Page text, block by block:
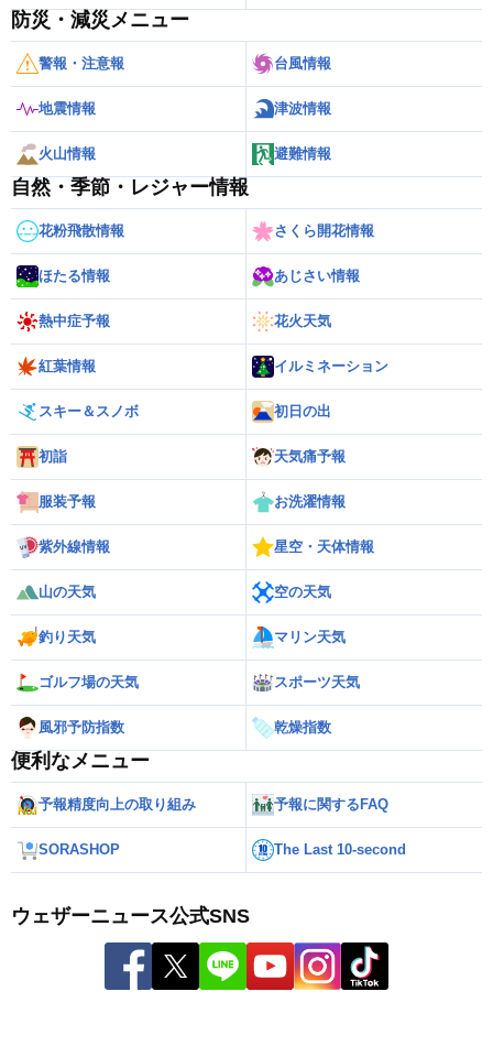
防災・減災メニュー
警報・注意報 台風情報
地震情報 津波情報
火山情報 避難情報
自然・季節・レジャー情報
花粉飛散情報 さくら開花情報
ほたる情報 あじさい情報
熱中症予報 花火天気
紅葉情報 イルミネーション
スキー＆スノボ 初日の出
初詣 天気痛予報
服装予報 お洗濯情報
紫外線情報 星空・天体情報
山の天気 空の天気
釣り天気 マリン天気
ゴルフ場の天気 スポーツ天気
風邪予防指数 乾燥指数
便利なメニュー
予報精度向上の取り組み 予報に関するFAQ
SORASHOP The Last 10-second
ウェザーニュース公式SNS